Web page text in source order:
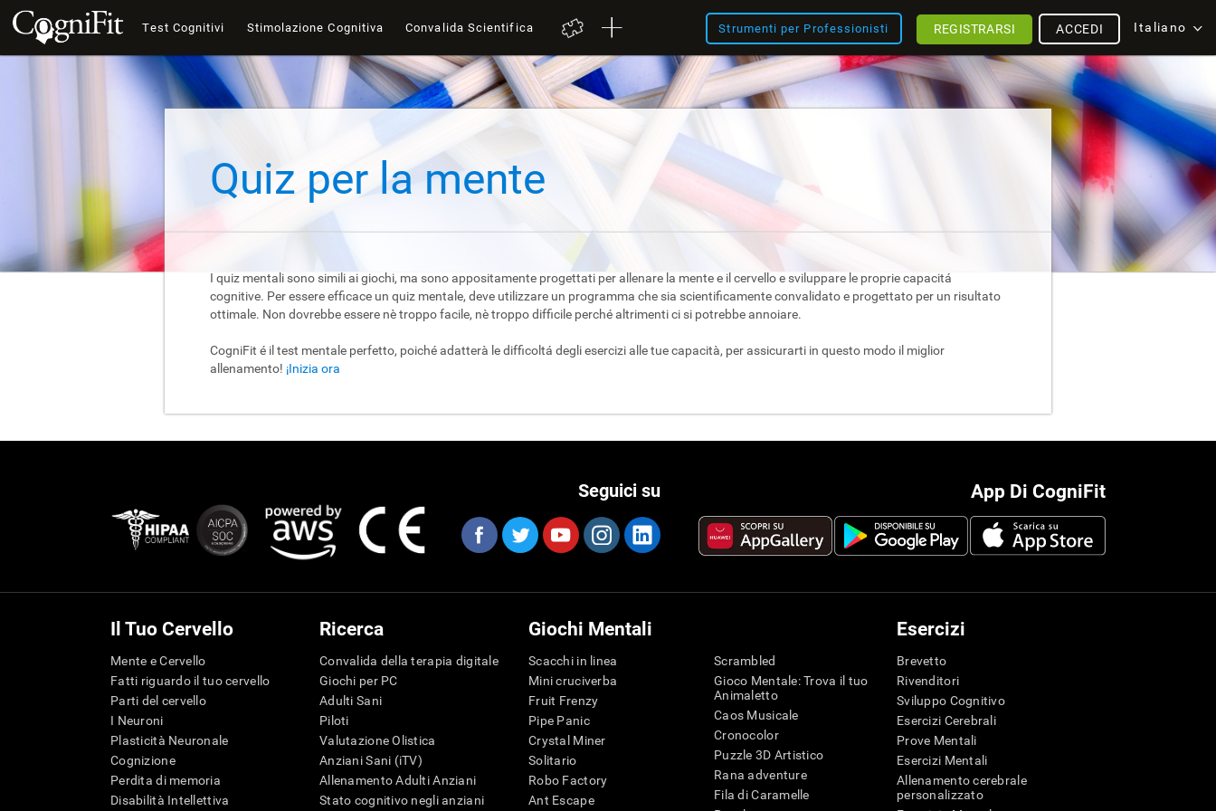
Test Cognitivi Stimolazione Cognitiva Convalida Scientifica Strumenti per Professionisti Italiano
ACCEDI
REGISTRARSI
Quiz per la mente
I quiz mentali sono simili ai giochi, ma sono appositamente progettati per allenare la mente e il cervello e sviluppare le proprie capacitá
cognitive. Per essere efficace un quiz mentale, deve utilizzare un programma che sia scientificamente convalidato e progettato per un risultato
ottimale. Non dovrebbe essere nè troppo facile, nè troppo difficile perché altrimenti ci si potrebbe annoiare.
CogniFit é il test mentale perfetto, poiché adatterà le difficoltá degli esercizi alle tue capacità, per assicurarti in questo modo il miglior
allenamento! ¡Inizia ora
App Di CogniFit
Seguici su
Il Tuo Cervello
Mente e Cervello
Fatti riguardo il tuo cervello
Parti del cervello
I Neuroni
Plasticità Neuronale
Cognizione
Perdita di memoria
Disabilità Intellettiva
Ricerca
Convalida della terapia digitale
Giochi per PC
Adulti Sani
Piloti
Valutazione Olistica
Anziani Sani (iTV)
Allenamento Adulti Anziani
Stato cognitivo negli anziani
Giochi Mentali
Scacchi in linea
Mini cruciverba
Fruit Frenzy
Pipe Panic
Crystal Miner
Solitario
Robo Factory
Ant Escape
Scrambled
Gioco Mentale: Trova il tuo
Animaletto
Caos Musicale
Cronocolor
Puzzle 3D Artistico
Rana adventure
Fila di Caramelle
Esercizi
Brevetto
Rivenditori
Sviluppo Cognitivo
Esercizi Cerebrali
Prove Mentali
Esercizi Mentali
Allenamento cerebrale
personalizzato